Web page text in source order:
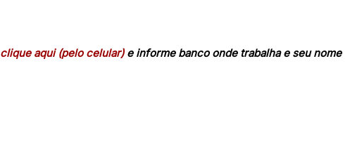
clique aqui (pelo celular)e informe banco onde trabalha e seu nome